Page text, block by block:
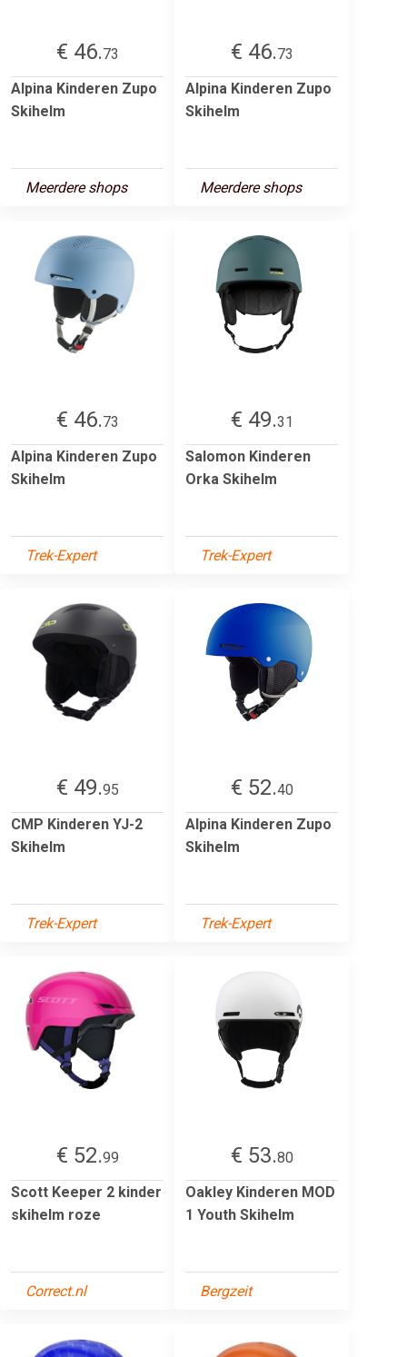
€ 46.73
Alpina Kinderen Zupo
Skihelm
Meerdere shops
€ 46.73
Alpina Kinderen Zupo
Skihelm
Meerdere shops
€ 46.73
Alpina Kinderen Zupo
Skihelm
Trek-Expert
€ 49.31
Salomon Kinderen
Orka Skihelm
Trek-Expert
€ 49.95
CMP Kinderen YJ-2
Skihelm
Trek-Expert
€ 52.40
Alpina Kinderen Zupo
Skihelm
Trek-Expert
€ 52.99
Scott Keeper 2 kinder
skihelm roze
Correct.nl
€ 53.80
Oakley Kinderen MOD
1 Youth Skihelm
Bergzeit